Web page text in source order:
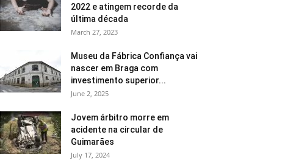
2022 e atingem recorde da
última década
March 27, 2023
Museu da Fábrica Confiança vai
nascer em Braga com
investimento superior...
June 2, 2025
Jovem árbitro morre em
acidente na circular de
Guimarães
July 17, 2024